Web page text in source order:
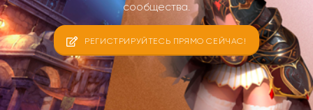
сообщества.
РЕГИСТРИРУЙТЕСЬ ПРЯМО СЕЙЧАС!